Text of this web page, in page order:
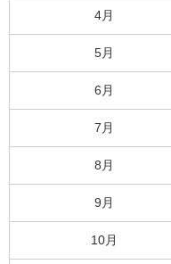
4月
5月
6月
7月
8月
9月
10月